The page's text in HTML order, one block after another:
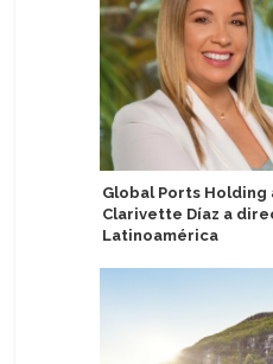
Global Ports Holding
Clarivette Díaz a
Latinoamérica